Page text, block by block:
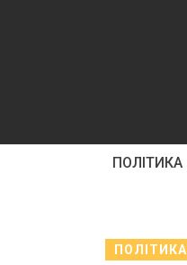
ПОЛІТИКА
ПОЛІТИКА